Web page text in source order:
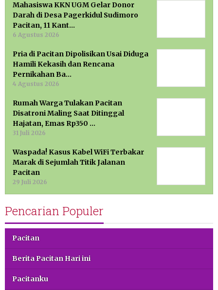
Mahasiswa KKN UGM Gelar Donor
Darah di Desa Pagerkidul Sudimoro
Pacitan, 11 Kant…
6 Agustus 2026
Pria di Pacitan Dipolisikan Usai Diduga
Hamili Kekasih dan Rencana
Pernikahan Ba…
4 Agustus 2026
Rumah Warga Tulakan Pacitan
Disatroni Maling Saat Ditinggal
Hajatan, Emas Rp350 …
31 Juli 2026
Waspada! Kasus Kabel WiFi Terbakar
Marak di Sejumlah Titik Jalanan
Pacitan
29 Juli 2026
Pencarian Populer
Pacitan
Berita Pacitan Hari ini
Pacitanku